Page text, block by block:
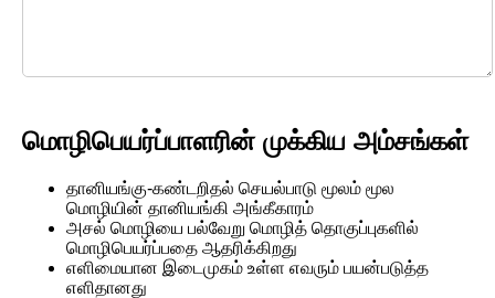
மொழிபெயர்ப்பாளரின் முக்கிய அம்சங்கள்
தானியங்கு-கண்டறிதல் செயல்பாடு மூலம் மூல
மொழியின் தானியங்கி அங்கீகாரம்
அசல் மொழியை பல்வேறு மொழித் தொகுப்புகளில்
மொழிபெயர்ப்பதை ஆதரிக்கிறது
எளிமையான இடைமுகம் உள்ள எவரும் பயன்படுத்த
எளிதானது